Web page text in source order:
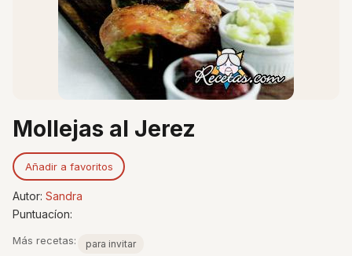
Mollejas al Jerez
Añadir a favoritos
Autor: Sandra
Puntuacíon:
Más recetas: para invitar